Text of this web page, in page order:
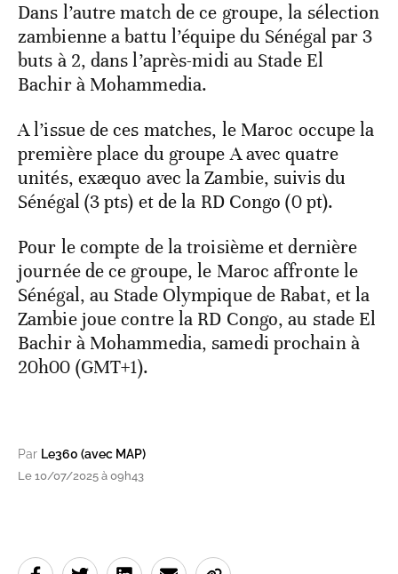
Dans l’autre match de ce groupe, la sélection
zambienne a battu l’équipe du Sénégal par 3
buts à 2, dans l’après-midi au Stade El
Bachir à Mohammedia.
A l’issue de ces matches, le Maroc occupe la
première place du groupe A avec quatre
unités, exæquo avec la Zambie, suivis du
Sénégal (3 pts) et de la RD Congo (0 pt).
Pour le compte de la troisième et dernière
journée de ce groupe, le Maroc affronte le
Sénégal, au Stade Olympique de Rabat, et la
Zambie joue contre la RD Congo, au stade El
Bachir à Mohammedia, samedi prochain à
20h00 (GMT+1).
Par Le360 (avec MAP)
Le 10/07/2025 à 09h43